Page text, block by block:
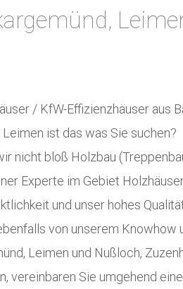
/ KfW-Effizienzhäuser aus
ist das was Sie suchen?
nicht bloß Holzbau
Experte im Gebiet
und unser hohes
von unserem Knowhow
Leimen und Nußloch,
vereinbaren Sie umgehend